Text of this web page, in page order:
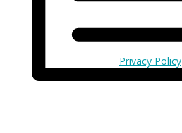
Privacy Policy